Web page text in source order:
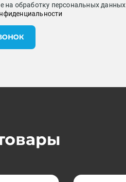
на обработку персональных данных